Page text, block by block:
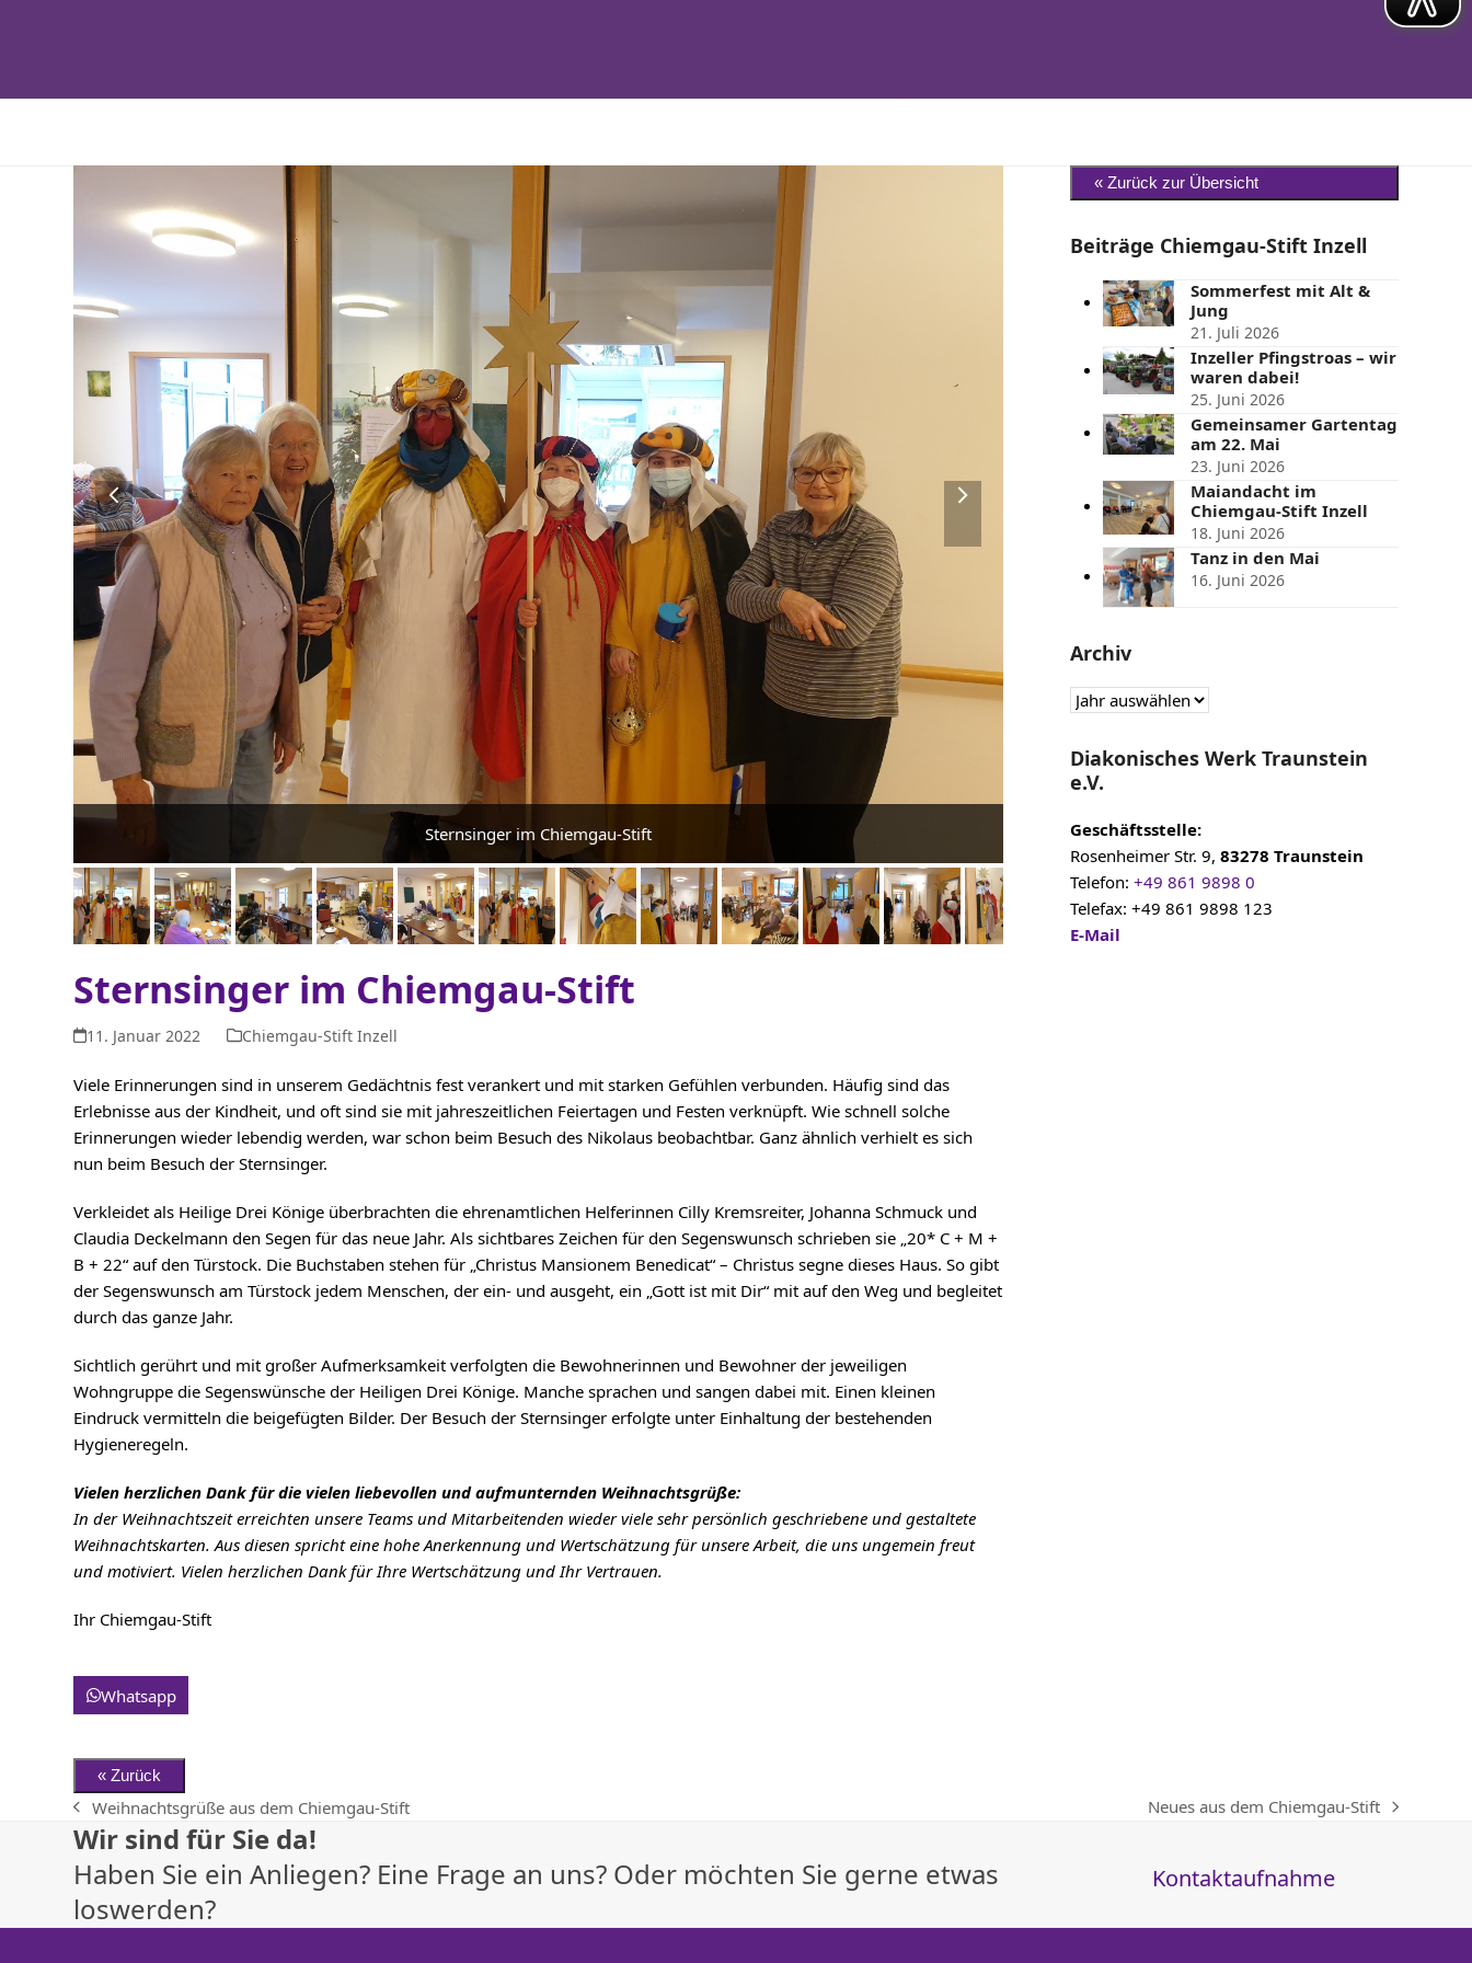
Sternsinger im Chiemgau-Stift
previous
slide
next
Sternsinger im Chiemgau-Stift
11. Januar 2022 Chiemgau-Stift Inzell
Viele Erinnerungen sind in unserem Gedächtnis fest verankert und mit starken Gefühlen verbunden. Häufig sind das
Erlebnisse aus der Kindheit, und oft sind sie mit jahreszeitlichen Feiertagen und Festen verknüpft. Wie schnell solche
Erinnerungen wieder lebendig werden, war schon beim Besuch des Nikolaus beobachtbar. Ganz ähnlich verhielt es sich
nun beim Besuch der Sternsinger.
Verkleidet als Heilige Drei Könige überbrachten die ehrenamtlichen Helferinnen Cilly Kremsreiter, Johanna Schmuck und
Claudia Deckelmann den Segen für das neue Jahr. Als sichtbares Zeichen für den Segenswunsch schrieben sie „20* C + M +
B + 22“ auf den Türstock. Die Buchstaben stehen für „Christus Mansionem Benedicat“ – Christus segne dieses Haus. So gibt
der Segenswunsch am Türstock jedem Menschen, der ein- und ausgeht, ein „Gott ist mit Dir“ mit auf den Weg und begleitet
durch das ganze Jahr.
Sichtlich gerührt und mit großer Aufmerksamkeit verfolgten die Bewohnerinnen und Bewohner der jeweiligen
Wohngruppe die Segenswünsche der Heiligen Drei Könige. Manche sprachen und sangen dabei mit. Einen kleinen
Eindruck vermitteln die beigefügten Bilder. Der Besuch der Sternsinger erfolgte unter Einhaltung der bestehenden
Hygieneregeln.
Vielen herzlichen Dank für die vielen liebevollen und aufmunternden Weihnachtsgrüße:
In der Weihnachtszeit erreichten unsere Teams und Mitarbeitenden wieder viele sehr persönlich geschriebene und gestaltete
Weihnachtskarten. Aus diesen spricht eine hohe Anerkennung und Wertschätzung für unsere Arbeit, die uns ungemein freut
und motiviert. Vielen herzlichen Dank für Ihre Wertschätzung und Ihr Vertrauen.
Ihr Chiemgau-Stift
Whatsapp
Beiträge Chiemgau-Stift Inzell
Sommerfest mit Alt &
Jung
21. Juli 2026
Inzeller Pfingstroas – wir
waren dabei!
25. Juni 2026
Gemeinsamer Gartentag
am 22. Mai
23. Juni 2026
Maiandacht im
Chiemgau-Stift Inzell
18. Juni 2026
Tanz in den Mai
16. Juni 2026
Archiv
Diakonisches Werk Traunstein
e.V.
Geschäftsstelle:
Rosenheimer Str. 9, 83278 Traunstein
Telefon: +49 861 9898 0
Telefax: +49 861 9898 123
E-Mail
vorheriger
Beitrag:
Weihnachtsgrüße aus dem Chiemgau-Stift
Nächster
Neues aus dem Chiemgau-Stift
Wir sind für Sie da!
Haben Sie ein Anliegen? Eine Frage an uns? Oder möchten Sie gerne etwas
loswerden?
Kontaktaufnahme